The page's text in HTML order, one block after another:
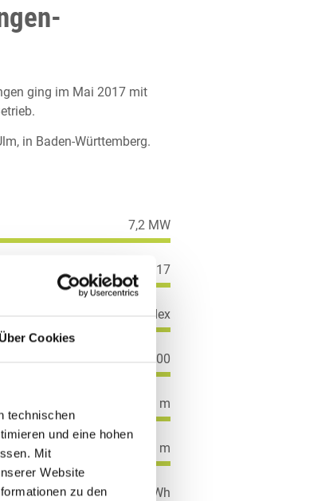
Über Cookies
technischen
und eine hohen
Mit
Website
zu den
ging im Mai 2017 mit
in Baden-Württemberg.
7,2 MW
Mai 2017
Nordex
N 117/2400
141 m
117 m
ca. 16 Mio. kWh